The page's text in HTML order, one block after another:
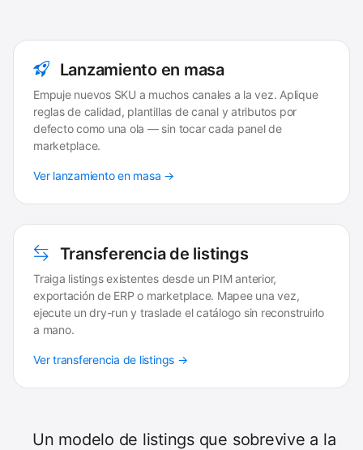
Lanzamiento en masa
Empuje nuevos SKU a muchos canales a la vez. Aplique
reglas de calidad, plantillas de canal y atributos por
defecto como una ola — sin tocar cada panel de
marketplace.
Ver lanzamiento en masa →
Transferencia de listings
Traiga listings existentes desde un PIM anterior,
exportación de ERP o marketplace. Mapee una vez,
ejecute un dry-run y traslade el catálogo sin reconstruirlo
a mano.
Ver transferencia de listings →
Un modelo de listings que sobrevive a la